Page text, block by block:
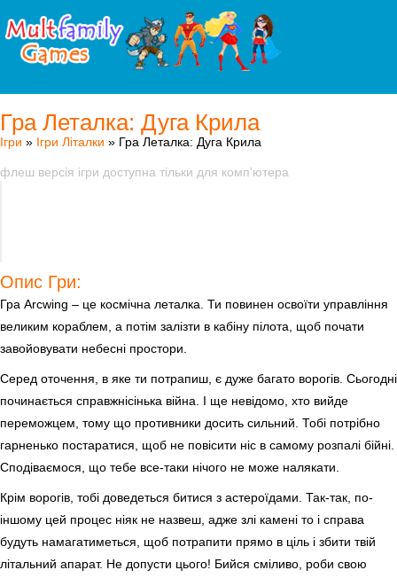
Гра Леталка: Дуга Крила
Ігри » Ігри Літалки » Гра Леталка: Дуга Крила
флеш версія ігри доступна тільки для комп'ютера
Опис Гри:
Гра Arcwing – це космічна леталка. Ти повинен освоїти управління
великим кораблем, а потім залізти в кабіну пілота, щоб почати
завойовувати небесні простори.
Серед оточення, в яке ти потрапиш, є дуже багато ворогів. Сьогодні
починається справжнісінька війна. І ще невідомо, хто вийде
переможцем, тому що противники досить сильний. Тобі потрібно
гарненько постаратися, щоб не повісити ніс в самому розпалі бійні.
Сподіваємося, що тебе все-таки нічого не може налякати.
Крім ворогів, тобі доведеться битися з астероїдами. Так-так, по-
іншому цей процес ніяк не назвеш, адже злі камені то і справа
будуть намагатиметься, щоб потрапити прямо в ціль і збити твій
літальний апарат. Не допусти цього! Бийся сміливо, роби свою